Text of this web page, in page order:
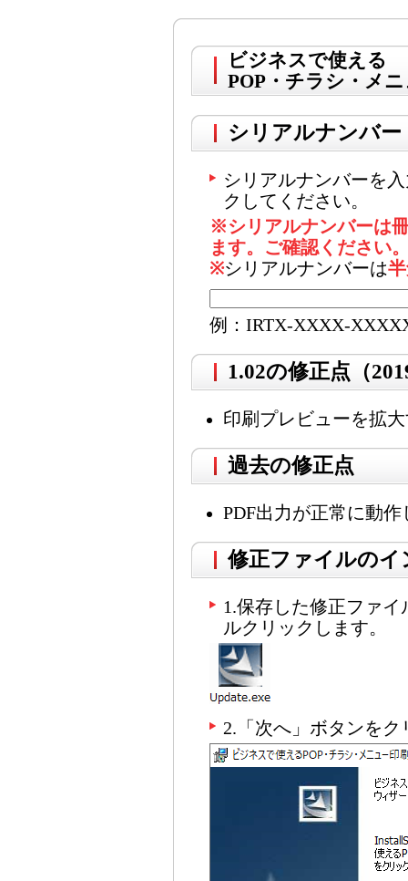
ビジネスで使える
POP・チラシ・メ
シリアルナンバー
シリアルナンバーを
クしてください。
※シリアルナンバーは
ます。ご確認ください
※シリアルナンバーは
例：IRTX-XXXX-
1.02の修正点（
印刷プレビューを拡
過去の修正点
PDF出力が正常に動
修正ファイルのイ
1.保存した修正ファイ
ルクリックします。
2.「次へ」ボタンをク